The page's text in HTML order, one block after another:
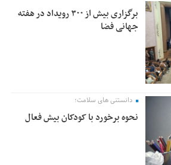
برگزاری بیش از ۳۰۰ رویداد در هفته
جهانی فضا
دانستنی های سلامت؛
نحوه برخورد با کودکان بیش فعال